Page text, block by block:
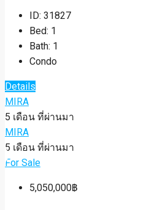
ID: 31827
Bed: 1
Bath: 1
Condo
Details
MIRA
5 เดือน ที่ผ่านมา
MIRA
5 เดือน ที่ผ่านมา
For Sale
5,050,000฿